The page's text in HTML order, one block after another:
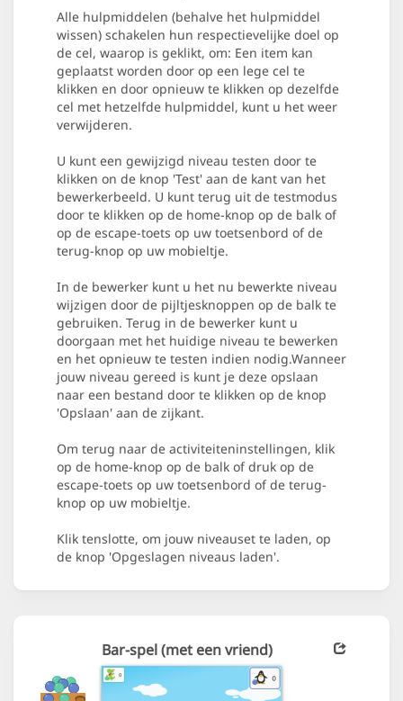
Alle hulpmiddelen (behalve het hulpmiddel
wissen) schakelen hun respectievelijke doel op
de cel, waarop is geklikt, om: Een item kan
geplaatst worden door op een lege cel te
klikken en door opnieuw te klikken op dezelfde
cel met hetzelfde hulpmiddel, kunt u het weer
verwijderen.
U kunt een gewijzigd niveau testen door te
klikken on de knop 'Test' aan de kant van het
bewerkerbeeld. U kunt terug uit de testmodus
door te klikken op de home-knop op de balk of
op de escape-toets op uw toetsenbord of de
terug-knop op uw mobieltje.
In de bewerker kunt u het nu bewerkte niveau
wijzigen door de pijltjesknoppen op de balk te
gebruiken. Terug in de bewerker kunt u
doorgaan met het huidige niveau te bewerken
en het opnieuw te testen indien nodig.Wanneer
jouw niveau gereed is kunt je deze opslaan
naar een bestand door te klikken op de knop
'Opslaan' aan de zijkant.
Om terug naar de activiteiteninstellingen, klik
op de home-knop op de balk of druk op de
escape-toets op uw toetsenbord of de terug-
knop op uw mobieltje.
Klik tenslotte, om jouw niveauset te laden, op
de knop 'Opgeslagen niveaus laden'.
Bar-spel (met een vriend)